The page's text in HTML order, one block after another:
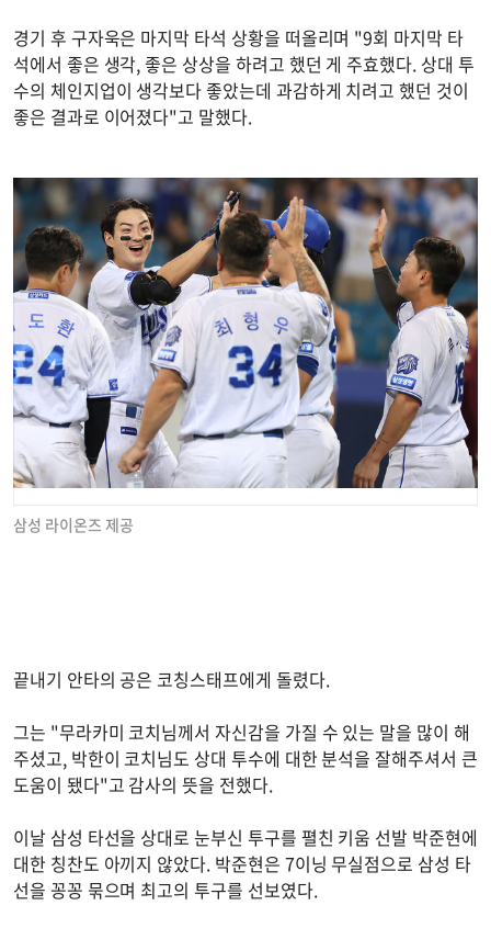
경기 후 구자욱은 마지막 타석 상황을 떠올리며 "9회 마지막 타
석에서 좋은 생각, 좋은 상상을 하려고 했던 게 주효했다. 상대 투
수의 체인지업이 생각보다 좋았는데 과감하게 치려고 했던 것이
좋은 결과로 이어졌다"고 말했다.
삼성 라이온즈 제공
끝내기 안타의 공은 코칭스태프에게 돌렸다.
그는 "무라카미 코치님께서 자신감을 가질 수 있는 말을 많이 해
주셨고, 박한이 코치님도 상대 투수에 대한 분석을 잘해주셔서 큰
도움이 됐다"고 감사의 뜻을 전했다.
이날 삼성 타선을 상대로 눈부신 투구를 펼친 키움 선발 박준현에
대한 칭찬도 아끼지 않았다. 박준현은 7이닝 무실점으로 삼성 타
선을 꽁꽁 묶으며 최고의 투구를 선보였다.